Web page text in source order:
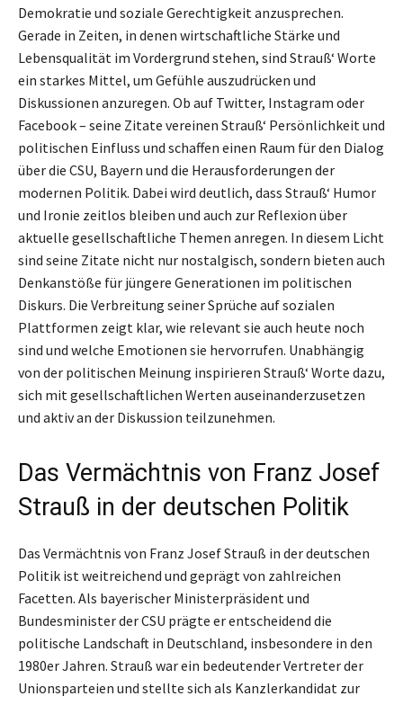
Demokratie und soziale Gerechtigkeit anzusprechen.
Gerade in Zeiten, in denen wirtschaftliche Stärke und
Lebensqualität im Vordergrund stehen, sind Strauß‘ Worte
ein starkes Mittel, um Gefühle auszudrücken und
Diskussionen anzuregen. Ob auf Twitter, Instagram oder
Facebook – seine Zitate vereinen Strauß‘ Persönlichkeit und
politischen Einfluss und schaffen einen Raum für den Dialog
über die CSU, Bayern und die Herausforderungen der
modernen Politik. Dabei wird deutlich, dass Strauß‘ Humor
und Ironie zeitlos bleiben und auch zur Reflexion über
aktuelle gesellschaftliche Themen anregen. In diesem Licht
sind seine Zitate nicht nur nostalgisch, sondern bieten auch
Denkanstöße für jüngere Generationen im politischen
Diskurs. Die Verbreitung seiner Sprüche auf sozialen
Plattformen zeigt klar, wie relevant sie auch heute noch
sind und welche Emotionen sie hervorrufen. Unabhängig
von der politischen Meinung inspirieren Strauß‘ Worte dazu,
sich mit gesellschaftlichen Werten auseinanderzusetzen
und aktiv an der Diskussion teilzunehmen.
Das Vermächtnis von Franz Josef
Strauß in der deutschen Politik
Das Vermächtnis von Franz Josef Strauß in der deutschen
Politik ist weitreichend und geprägt von zahlreichen
Facetten. Als bayerischer Ministerpräsident und
Bundesminister der CSU prägte er entscheidend die
politische Landschaft in Deutschland, insbesondere in den
1980er Jahren. Strauß war ein bedeutender Vertreter der
Unionsparteien und stellte sich als Kanzlerkandidat zur